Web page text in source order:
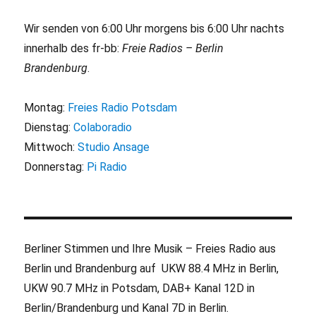
Wir senden von 6:00 Uhr morgens bis 6:00 Uhr nachts
innerhalb des fr-bb:Freie Radios – Berlin
Brandenburg.
Montag: Freies Radio Potsdam
Dienstag:Colaboradio
Mittwoch:Studio Ansage
Donnerstag: Pi Radio
Berliner Stimmen und Ihre Musik – Freies Radio aus
Berlin und Brandenburg auf UKW 88.4 MHz in Berlin,
UKW 90.7 MHz in Potsdam, DAB+ Kanal 12D in
Berlin/Brandenburg und Kanal 7D in Berlin.